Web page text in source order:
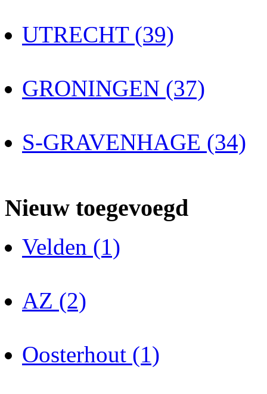
UTRECHT (39)
GRONINGEN (37)
S-GRAVENHAGE (34)
Nieuw toegevoegd
Velden (1)
AZ (2)
Oosterhout (1)